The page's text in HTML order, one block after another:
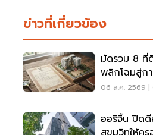
ข่าวที่เกี่ยวข้อง
มัดรวม 8 ที่
พลิกโฉมสู่ก
เมือง
06 ส.ค. 2569 |
ออริจิ้น ปิดดี